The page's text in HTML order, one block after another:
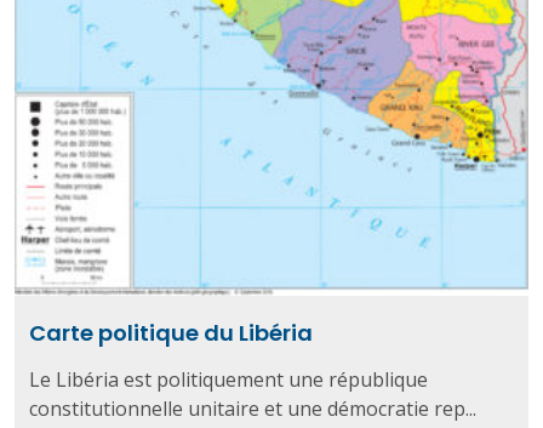
Carte politique du Libéria
Le Libéria est politiquement une république
constitutionnelle unitaire et une démocratie rep...